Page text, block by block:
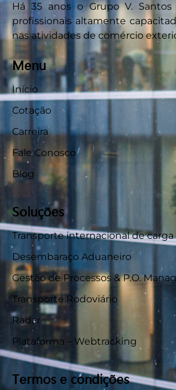
Há 35 anos o Grupo V.
profissionais altamente
nas atividades de comércio
Menu
Início
Cotação
Carreira
Fale Conosco
Blog
Soluções
Transporte internacional de carga
Desembaraço Aduaneiro
Gestão de Processos & P.O.
Transporte Rodoviário
Radar
Plataforma – Webtracking
Termos e condições